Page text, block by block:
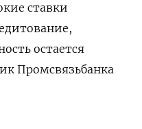
ставки
остается
Промсвязьбанка